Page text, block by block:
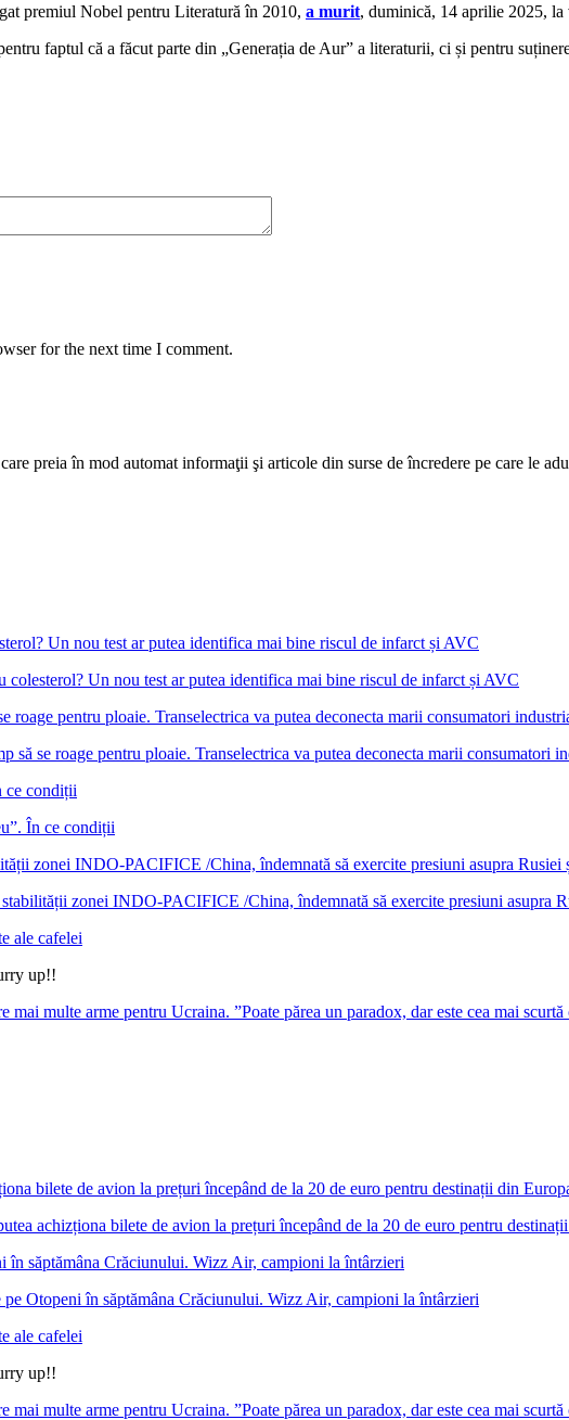
premiul Nobel pentru Literatură în 2010, a murit, duminică, 14 aprilie 2025, la
faptul că a făcut parte din „Generația de Aur” a literaturii, ci și pentru
for the next time I comment.
preia în mod automat informaţii şi articole din surse de încredere pe care le
colesterol? Un nou test ar putea identifica mai bine riscul de infarct și AVC
să se roage pentru ploaie. Transelectrica va putea deconecta marii consumatori
În ce condiții
zonei INDO-PACIFICE /China, îndemnată să exercite presiuni asupra
ale cafelei
up!!
mai multe arme pentru Ucraina. ”Poate părea un paradox, dar este cea mai scurtă
achizționa bilete de avion la prețuri începând de la 20 de euro pentru
Otopeni în săptămâna Crăciunului. Wizz Air, campioni la întârzieri
ale cafelei
up!!
mai multe arme pentru Ucraina. ”Poate părea un paradox, dar este cea mai scurtă